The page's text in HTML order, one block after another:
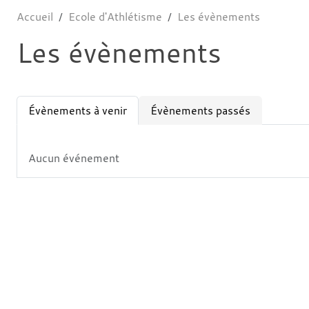
Accueil Ecole d'Athlétisme Les évènements
Les évènements
Évènements à venir Évènements passés
Aucun événement